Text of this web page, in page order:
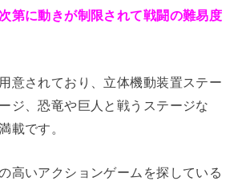
第に動きが制限されて戦闘の難易度
意されており、立体機動装置ステー
ジ、恐竜や巨人と戦うステージな
載です。
高いアクションゲームを探している